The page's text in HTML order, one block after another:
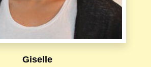
Giselle